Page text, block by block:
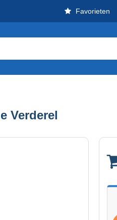
Favorieten
Verderel